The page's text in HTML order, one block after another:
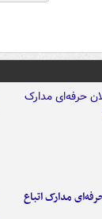
مدارک اتباع